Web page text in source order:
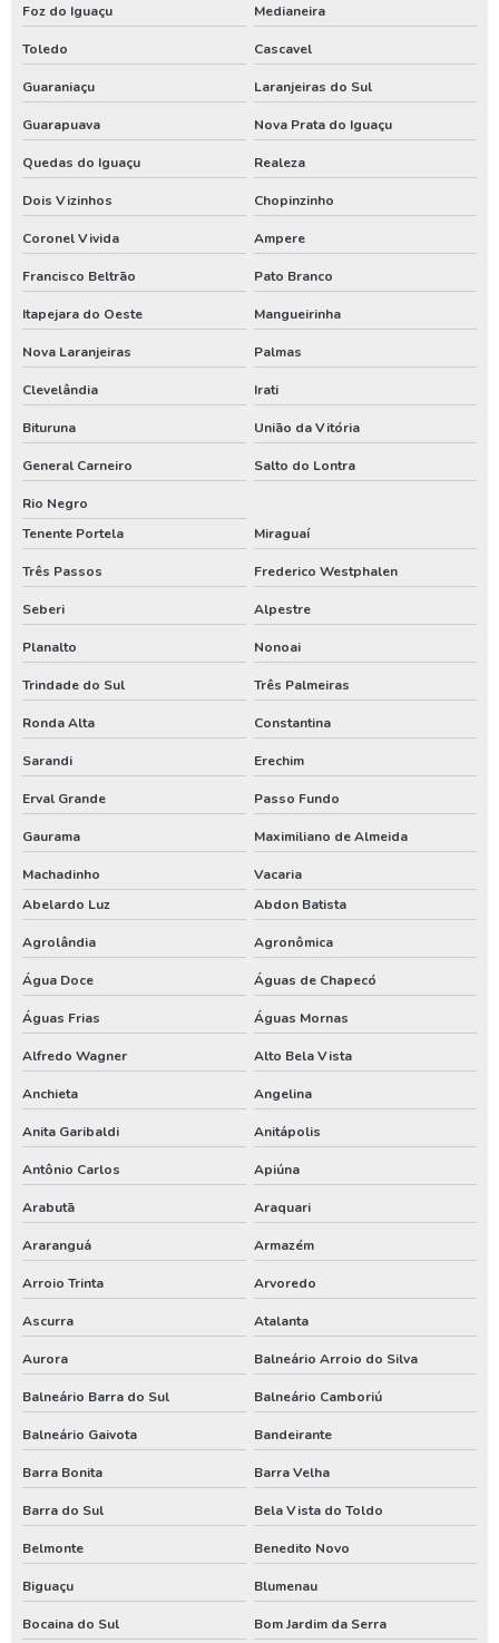
Manutenção de bomba submersa
Manutenção de poço artesiano
Manutenção de poço artesiano preço
Manutenção de poços tubulares
Manutenção de poços tubulares profundos
Manutenção preventiva em poços tubulares
Manutenção preventiva poço artesiano
Orçamento para construção de poço artesiano
Orçamento para construir poço artesiano
Orçamento para instalar poço artesiano
Orçamento para perfuração de poço artesiano
Outorga de direito de uso do poço artesiano
Outorga de poço artesiano
Outorga de poço tubular
Outorga para perfuração de poço artesiano
Perfuração de poço
Perfuração de poço artesiano
Perfuração de poço artesiano água
Perfuração de poço artesiano preço
Perfuração de poço artesiano preço por metro
Perfuração de poço artesiano profundo
Perfuração de poço artesiano valor
Perfuração de poço artesianos melhor preço
Perfuração de poço preço
Perfuração de poço profundo
Perfuração de poço tubular
Perfuração de poço tubular profundo
Perfuração poço artesiano projeto
Perfurar poço artesiano
Perfurar poço artesiano preço
Perfurar poço artesiano quanto custa
Poço artesiano custo
Poço artesiano de 150 metros
Poço artesiano empresa
Poço artesiano industrial
Poço artesiano orçamento
Foz do Iguaçu Medianeira
Toledo Cascavel
Guaraniaçu Laranjeiras do Sul
Guarapuava Nova Prata do Iguaçu
Quedas do Iguaçu Realeza
Dois Vizinhos Chopinzinho
Coronel Vivida Ampere
Francisco Beltrão Pato Branco
Itapejara do Oeste Mangueirinha
Nova Laranjeiras Palmas
Clevelândia Irati
Bituruna União da Vitória
General Carneiro Salto do Lontra
Rio Negro
Tenente Portela
Miraguaí
Três Passos Frederico Westphalen
Seberi Alpestre
Planalto Nonoai
Trindade do Sul Três Palmeiras
Ronda Alta Constantina
Sarandi Erechim
Erval Grande Passo Fundo
Gaurama Maximiliano de Almeida
Machadinho
Vacaria
Abelardo Luz
Abdon Batista
Agrolândia Agronômica
Água Doce Águas de Chapecó
Águas Frias Águas Mornas
Alfredo Wagner Alto Bela Vista
Anchieta Angelina
Anita Garibaldi Anitápolis
Antônio Carlos Apiúna
Arabutã Araquari
Araranguá Armazém
Arroio Trinta Arvoredo
Ascurra Atalanta
Aurora Balneário Arroio do Silva
Balneário Barra do Sul Balneário Camboriú
Balneário Gaivota Bandeirante
Barra Bonita Barra Velha
Barra do Sul Bela Vista do Toldo
Belmonte Benedito Novo
Biguaçu Blumenau
Bocaina do Sul Bom Jardim da Serra